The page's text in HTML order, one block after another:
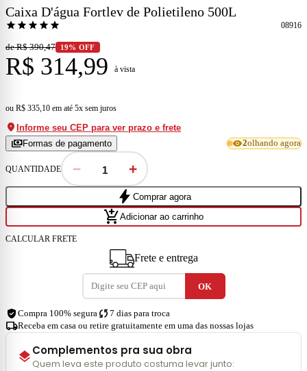
Caixa D'água Fortlev de Polietileno 500L
star star star star star 08916
de R$ 390,47 19% OFF
R$ 314,99 à vista
ou R$ 335,10 em até 5x sem juros
location_on Informe seu CEP para ver prazo e frete
paymentsFormas de pagamento visibility2olhando agora
QUANTIDADE − +
bolt Comprar agora
add_shopping_cartAdicionar ao carrinho
CALCULAR FRETE
Frete e entrega
verified_user Compra 100% segura sync 7 dias para troca
local_shippingReceba em casa ou retire gratuitamente em uma das nossas lojas
layersComplementos pra sua obra
Quem leva este produto costuma levar junto: